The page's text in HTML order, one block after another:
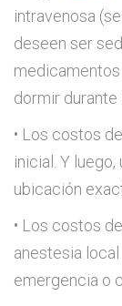
intravenosa
deseen ser
medicamentos
dormir durante
• Los costos
inicial. Y
ubicación
• Los costos
anestesia
emergencia o